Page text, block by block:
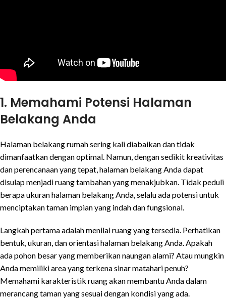
1. Memahami Potensi Halaman
Belakang Anda
Halaman belakang rumah sering kali diabaikan dan tidak
dimanfaatkan dengan optimal. Namun, dengan sedikit kreativitas
dan perencanaan yang tepat, halaman belakang Anda dapat
disulap menjadi ruang tambahan yang menakjubkan. Tidak peduli
berapa ukuran halaman belakang Anda, selalu ada potensi untuk
menciptakan taman impian yang indah dan fungsional.
Langkah pertama adalah menilai ruang yang tersedia. Perhatikan
bentuk, ukuran, dan orientasi halaman belakang Anda. Apakah
ada pohon besar yang memberikan naungan alami? Atau mungkin
Anda memiliki area yang terkena sinar matahari penuh?
Memahami karakteristik ruang akan membantu Anda dalam
merancang taman yang sesuai dengan kondisi yang ada.